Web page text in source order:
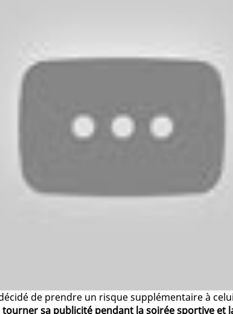
de prendre un risque supplémentaire à
sa publicité pendant la soirée sportive et